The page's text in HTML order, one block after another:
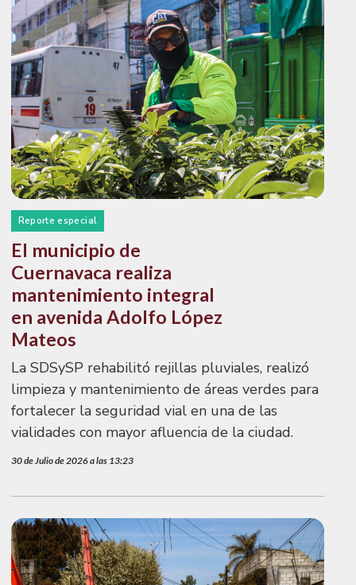
Reporte especial
El municipio de
Cuernavaca realiza
mantenimiento integral
en avenida Adolfo López
Mateos
La SDSySP rehabilitó rejillas pluviales, realizó
limpieza y mantenimiento de áreas verdes para
fortalecer la seguridad vial en una de las
vialidades con mayor afluencia de la ciudad.
30 de Julio de 2026 a las 13:23